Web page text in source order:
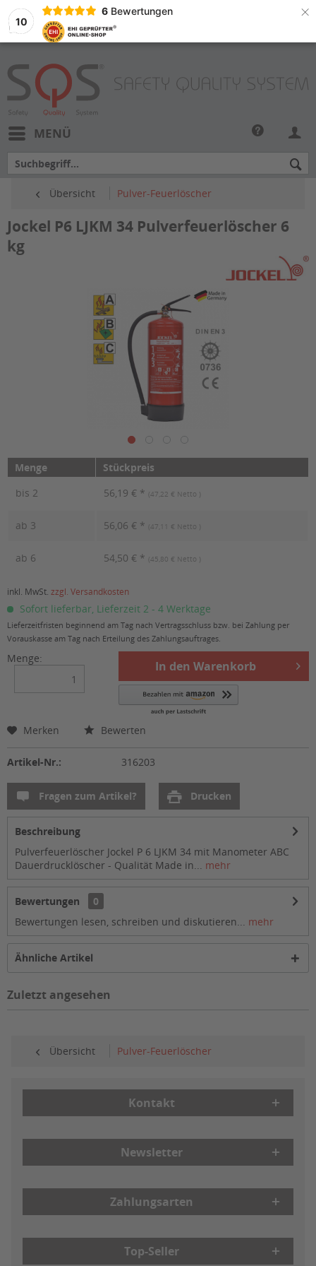
10
6 Bewertungen ×
MENÜ
Übersicht Pulver-Feuerlöscher
Jockel P6 LJKM 34 Pulverfeuerlöscher 6
kg
Menge
Stückpreis
bis 2 56,19 € * (47,22 € Netto )
ab 3 56,06 € * (47,11 € Netto )
ab 6 54,50 € * (45,80 € Netto )
inkl. MwSt. zzgl. Versandkosten
Sofort lieferbar, Lieferzeit 2 - 4 Werktage
Lieferzeitfristen beginnend am Tag nach Vertragsschluss bzw. bei Zahlung per
Vorauskasse am Tag nach Erteilung des Zahlungsauftrages.
Menge:
In den Warenkorb
Merken Bewerten
Artikel-Nr.: 316203
Fragen zum Artikel? Drucken
Beschreibung
Pulverfeuerlöscher Jockel P 6 LJKM 34 mit Manometer ABC
Dauerdrucklöscher - Qualität Made in... mehr
Bewertungen
0
Bewertungen lesen, schreiben und diskutieren... mehr
Ähnliche Artikel
Zuletzt angesehen
Übersicht Pulver-Feuerlöscher
Kontakt
Newsletter
Zahlungsarten
Top-Seller